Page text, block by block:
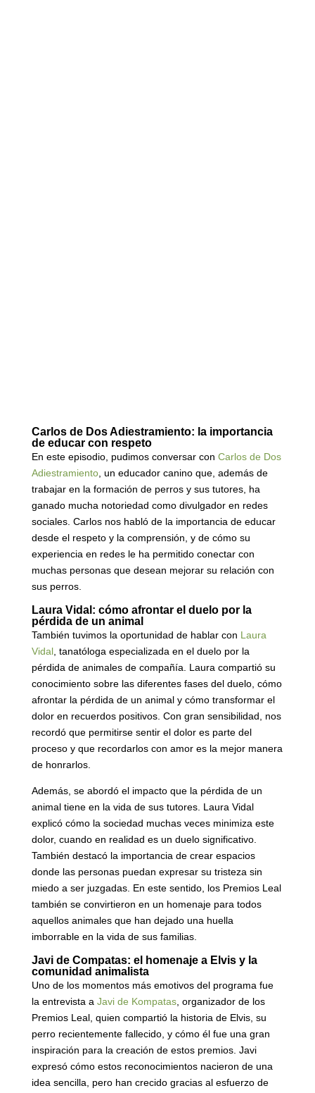
Carlos de Dos Adiestramiento: la importancia
de educar con respeto
En este episodio, pudimos conversar con Carlos de Dos
Adiestramiento, un educador canino que, además de
trabajar en la formación de perros y sus tutores, ha
ganado mucha notoriedad como divulgador en redes
sociales. Carlos nos habló de la importancia de educar
desde el respeto y la comprensión, y de cómo su
experiencia en redes le ha permitido conectar con
muchas personas que desean mejorar su relación con
sus perros.
Laura Vidal: cómo afrontar el duelo por la
pérdida de un animal
También tuvimos la oportunidad de hablar con Laura
Vidal, tanatóloga especializada en el duelo por la
pérdida de animales de compañía. Laura compartió su
conocimiento sobre las diferentes fases del duelo, cómo
afrontar la pérdida de un animal y cómo transformar el
dolor en recuerdos positivos. Con gran sensibilidad, nos
recordó que permitirse sentir el dolor es parte del
proceso y que recordarlos con amor es la mejor manera
de honrarlos.
Además, se abordó el impacto que la pérdida de un
animal tiene en la vida de sus tutores. Laura Vidal
explicó cómo la sociedad muchas veces minimiza este
dolor, cuando en realidad es un duelo significativo.
También destacó la importancia de crear espacios
donde las personas puedan expresar su tristeza sin
miedo a ser juzgadas. En este sentido, los Premios Leal
también se convirtieron en un homenaje para todos
aquellos animales que han dejado una huella
imborrable en la vida de sus familias.
Javi de Compatas: el homenaje a Elvis y la
comunidad animalista
Uno de los momentos más emotivos del programa fue
la entrevista a Javi de Kompatas, organizador de los
Premios Leal, quien compartió la historia de Elvis, su
perro recientemente fallecido, y cómo él fue una gran
inspiración para la creación de estos premios. Javi
expresó cómo estos reconocimientos nacieron de una
idea sencilla, pero han crecido gracias al esfuerzo de